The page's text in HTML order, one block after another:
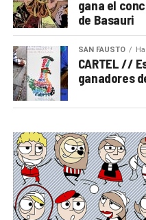
gana el
de Basauri
SAN FAUSTO
CARTEL //
ganadores